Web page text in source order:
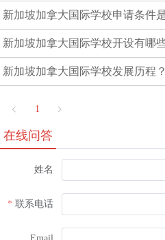
新加坡加拿大国际学校发展历程？
1
在线问答
姓名
联系电话